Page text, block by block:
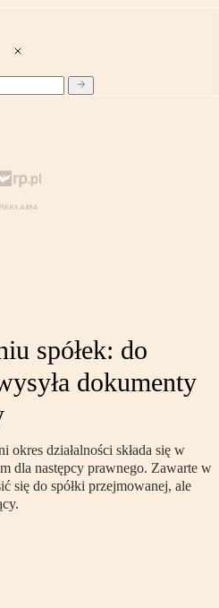
spółek: do
dokumenty
okres działalności składa się w
dla następcy prawnego. Zawarte w
się do spółki przejmowanej, ale